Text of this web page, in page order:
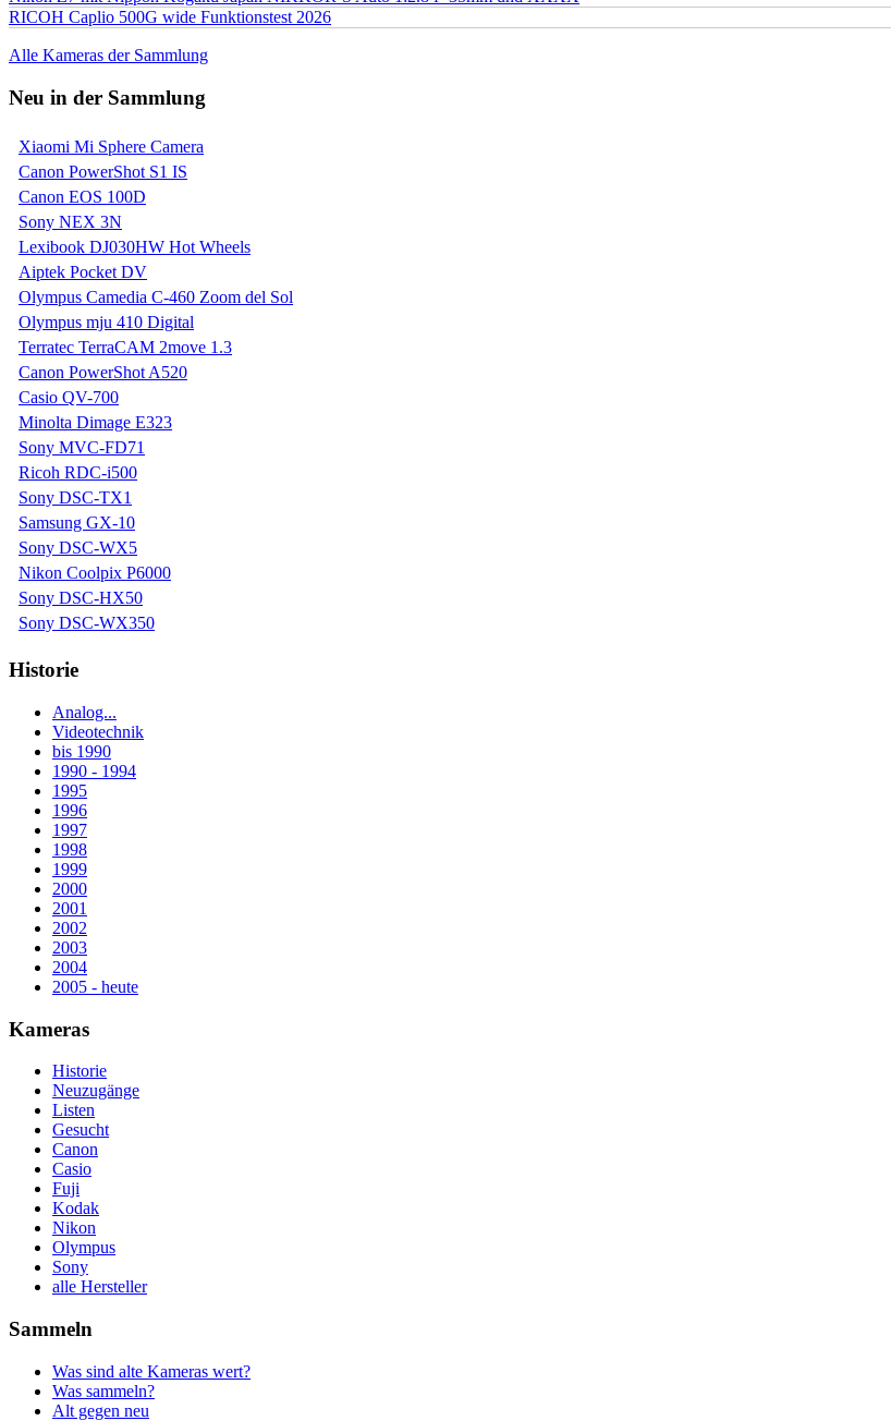
RICOH Caplio 500G wide Funktionstest 2026
Alle Kameras der Sammlung
Neu in der Sammlung
Xiaomi Mi Sphere Camera
Canon PowerShot S1 IS
Canon EOS 100D
Sony NEX 3N
Lexibook DJ030HW Hot Wheels
Aiptek Pocket DV
Olympus Camedia C-460 Zoom del Sol
Olympus mju 410 Digital
Terratec TerraCAM 2move 1.3
Canon PowerShot A520
Casio QV-700
Minolta Dimage E323
Sony MVC-FD71
Ricoh RDC-i500
Sony DSC-TX1
Samsung GX-10
Sony DSC-WX5
Nikon Coolpix P6000
Sony DSC-HX50
Sony DSC-WX350
Historie
Analog...
Videotechnik
bis 1990
1990 - 1994
1995
1996
1997
1998
1999
2000
2001
2002
2003
2004
2005 - heute
Kameras
Historie
Neuzugänge
Listen
Gesucht
Canon
Casio
Fuji
Kodak
Nikon
Olympus
Sony
alle Hersteller
Sammeln
Was sind alte Kameras wert?
Was sammeln?
Alt gegen neu